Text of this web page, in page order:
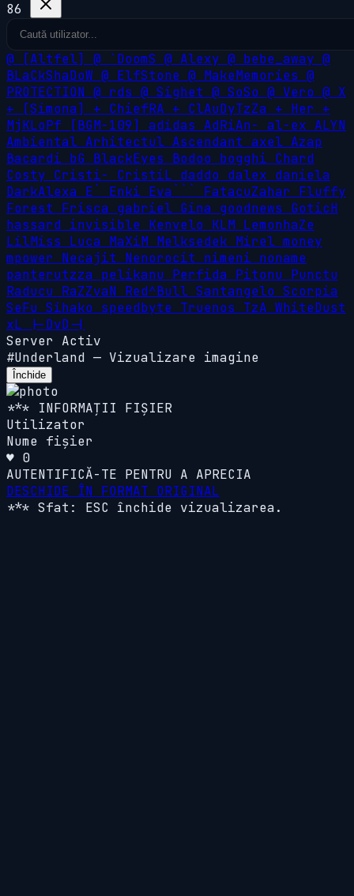
86
@ [Altfel] @ `DoomS @ Alexy @ bebe_away @
BLaCkShaDoW @ ElfStone @ MakeMemories @
PROTECTION @ rds @ Sighet @ SoSo @ Vero @ X
+
[Simona] + ChiefRA + ClAuDyTzZa + Her +
MjKLoPf
[BGM-109] adidas AdRiAn- al-ex ALYN
Ambiental Arhitectul Ascendant axel Azap
Bacardi bG BlackEyes Bodoo bogghi Chard
Costy Cristi- CristiL daddo dalex daniela
DarkAlexa E` Enki Eva``` FatacuZahar Fluffy
Forest Frisca gabriel Gina goodnews GoticH
hassard invisible Kenvelo KLM LemonhaZe
LilMiss Luca MaXiM Melksedek Mirel money
mpower Necajit Nenorocit nimeni noname
panterutzza pelikanu Perfida Pitonu Punctu
Raducu RaZZvaN Red^Bull Santangelo Scorpia
SeFu Sihako speedbyte Truenos TzA WhiteDust
xL
|-DvD-|
Server Activ
#Underland — Vizualizare imagine
Închide
*** INFORMAȚII FIȘIER
Utilizator
Nume fișier
♥ 0
AUTENTIFICĂ-TE PENTRU A APRECIA
DESCHIDE ÎN FORMAT ORIGINAL
*** Sfat: ESC închide vizualizarea.